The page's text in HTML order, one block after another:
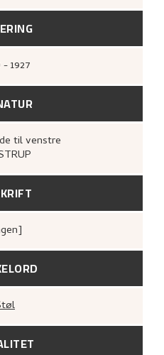
- 1927
til venstre
Støl